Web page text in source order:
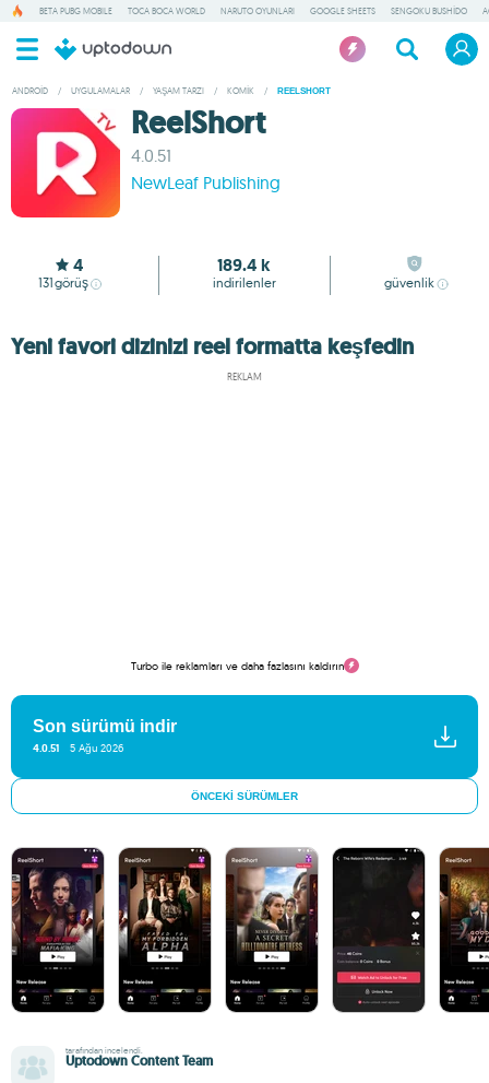
BETA PUBG MOBILE TOCA BOCA WORLD NARUTO OYUNLARI GOOGLE SHEETS SENGOKU BUSHIDO
ANDROID / UYGULAMALAR / YAŞAM TARZI / KOMIK / REELSHORT
ReelShort
4.0.51
NewLeaf Publishing
4
131görüş
189.4 k
indirilenler güvenlik
Yeni favori dizinizi reel formatta keşfedin
REKLAM
Turbo ile reklamları ve daha fazlasını kaldırın
Son sürümü indir
4.0.51 5 Ağu 2026
ÖNCEKI SÜRÜMLER
tarafından incelendi.
Uptodown Content Team